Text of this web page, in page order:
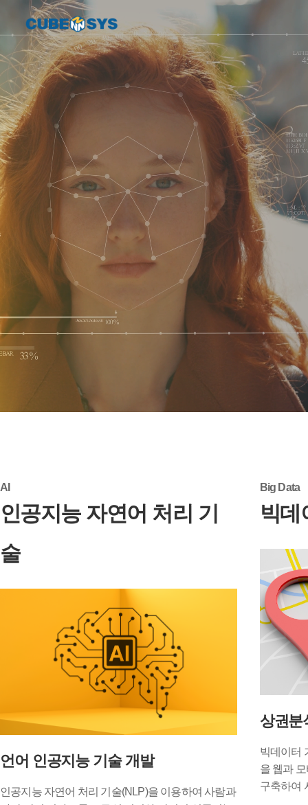
AI
인공지능 자연어 처리 기
술
언어 인공지능 기술 개발
인공지능 자연어 처리 기술(NLP)을 이용하여 사람과
Big Data
빅데
상권분
빅데이터
을 웹과
구축하여